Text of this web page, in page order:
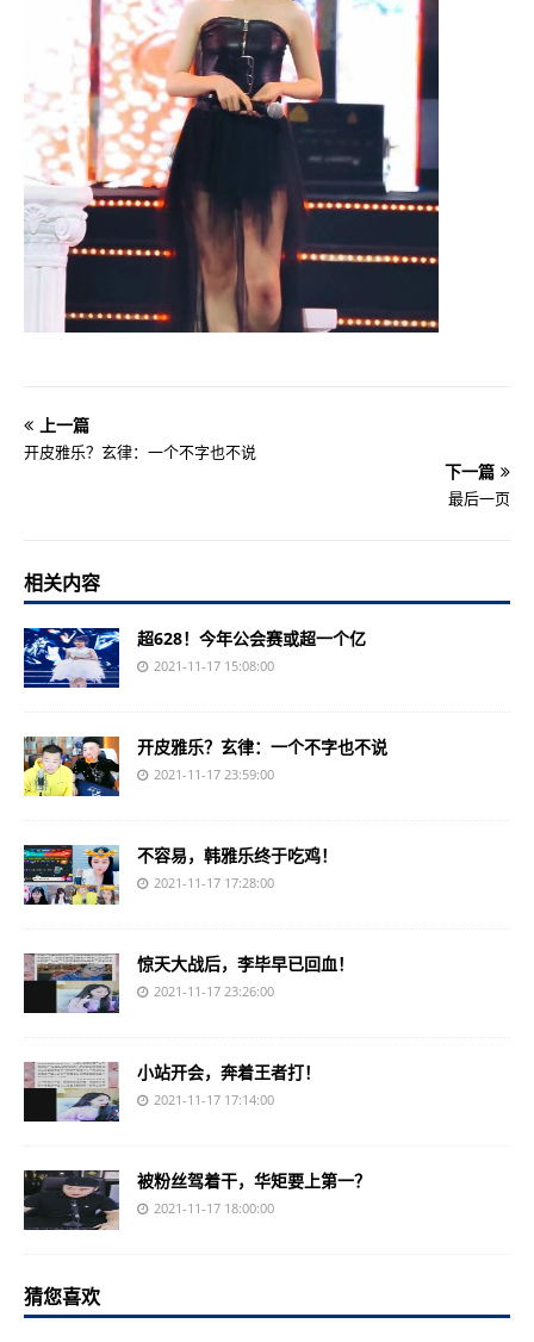
上一篇
开皮雅乐？玄律：一个不字也不说
下一篇
最后一页
相关内容
超628！今年公会赛或超一个亿
2021-11-17 15:08:00
开皮雅乐？玄律：一个不字也不说
2021-11-17 23:59:00
不容易，韩雅乐终于吃鸡！
2021-11-17 17:28:00
惊天大战后，李毕早已回血！
2021-11-17 23:26:00
小站开会，奔着王者打！
2021-11-17 17:14:00
被粉丝驾着干，华矩要上第一？
2021-11-17 18:00:00
猜您喜欢